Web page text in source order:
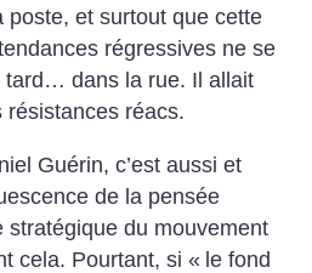
poste, et surtout que cette
régressives ne se
tard… dans la rue. Il allait
réacs.
Guérin, c’est aussi et
de la pensée
stratégique du mouvement
cela. Pourtant, si « le fond